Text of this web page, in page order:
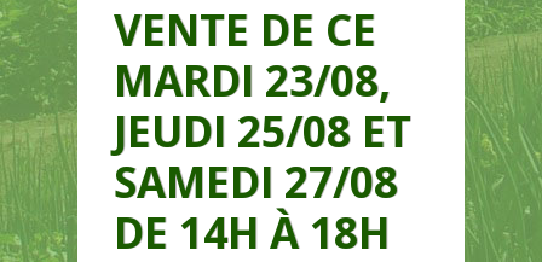
VENTE DE CE
MARDI 23/08,
JEUDI 25/08 ET
SAMEDI 27/08
DE 14H À 18H